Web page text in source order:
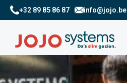
+32 89 85 86 87 info@jojo.be